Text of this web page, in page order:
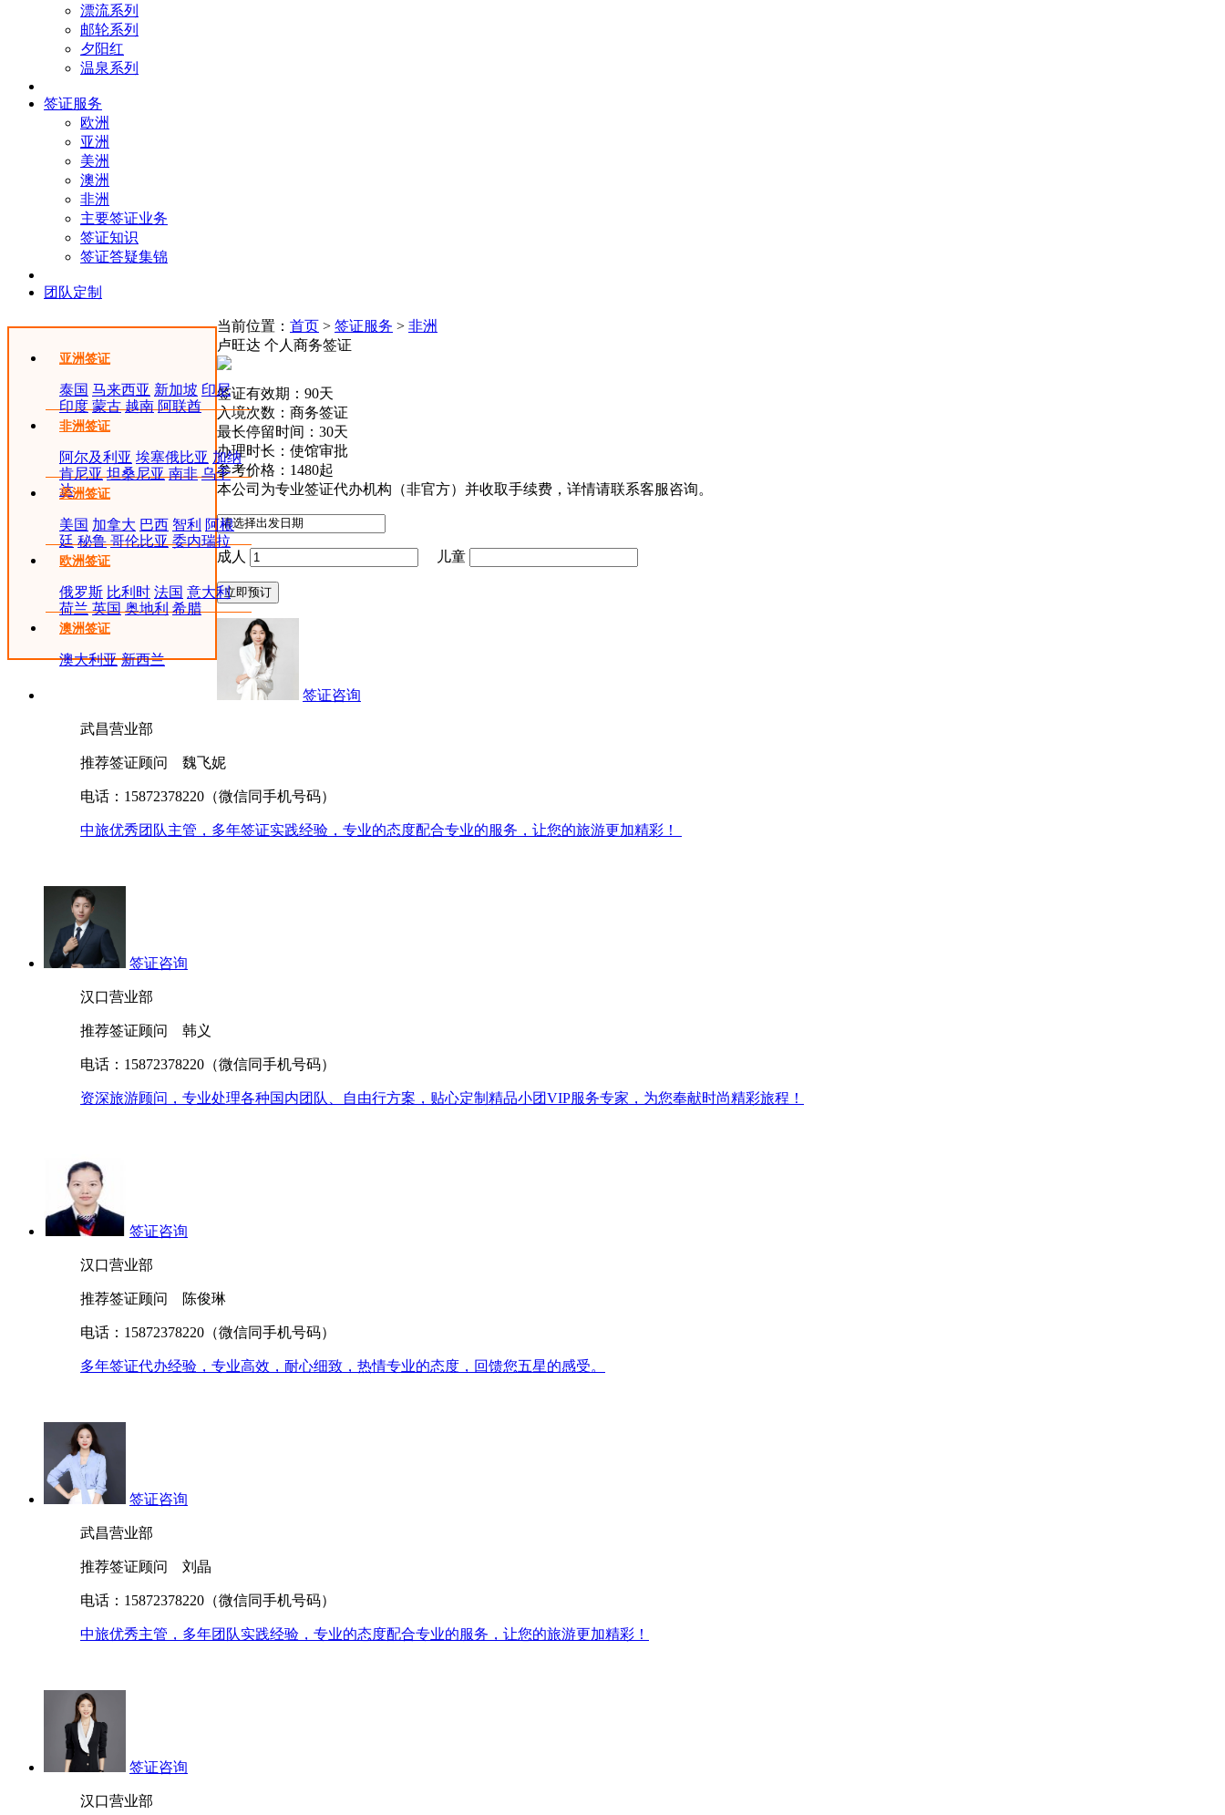
漂流系列
邮轮系列
夕阳红
温泉系列
签证服务
欧洲
亚洲
美洲
澳洲
非洲
主要签证业务
签证知识
签证答疑集锦
团队定制
亚洲签证
泰国 马来西亚 新加坡 印尼
印度 蒙古 越南 阿联酋
非洲签证
阿尔及利亚 埃塞俄比亚 加纳
肯尼亚 坦桑尼亚 南非 乌干
达
美洲签证
美国 加拿大 巴西 智利 阿根
廷 秘鲁 哥伦比亚 委内瑞拉
欧洲签证
俄罗斯 比利时 法国 意大利
荷兰 英国 奥地利 希腊
澳洲签证
澳大利亚 新西兰
当前位置： 首页 > 签证服务 > 非洲
卢旺达 个人商务签证
签证有效期：90天
入境次数：商务签证
最长停留时间：30天
办理时长：使馆审批
参考价格： 1480起
本公司为专业签证代办机构（非官方）并收取手续费，详情请联系客服咨询。
成人 儿童
签证咨询
武昌营业部
推荐签证顾问 魏飞妮
电话：15872378220（微信同手机号码）
中旅优秀团队主管，多年签证实践经验，专业的态度配合专业的服务，让您的旅游更加精彩！
签证咨询
汉口营业部
推荐签证顾问 韩义
电话：15872378220（微信同手机号码）
资深旅游顾问，专业处理各种国内团队、自由行方案，贴心定制精品小团VIP服务专家，为您奉献时尚精彩旅程！
签证咨询
汉口营业部
推荐签证顾问 陈俊琳
电话：15872378220（微信同手机号码）
多年签证代办经验，专业高效，耐心细致，热情专业的态度，回馈您五星的感受。
签证咨询
武昌营业部
推荐签证顾问 刘晶
电话：15872378220（微信同手机号码）
中旅优秀主管，多年团队实践经验，专业的态度配合专业的服务，让您的旅游更加精彩！
签证咨询
汉口营业部